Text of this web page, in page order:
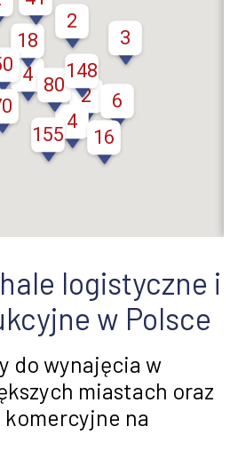
148
18
80
155
4
16
2 6
3
4
2
logistyczne i
w Polsce
do wynajęcia w
miastach oraz
na